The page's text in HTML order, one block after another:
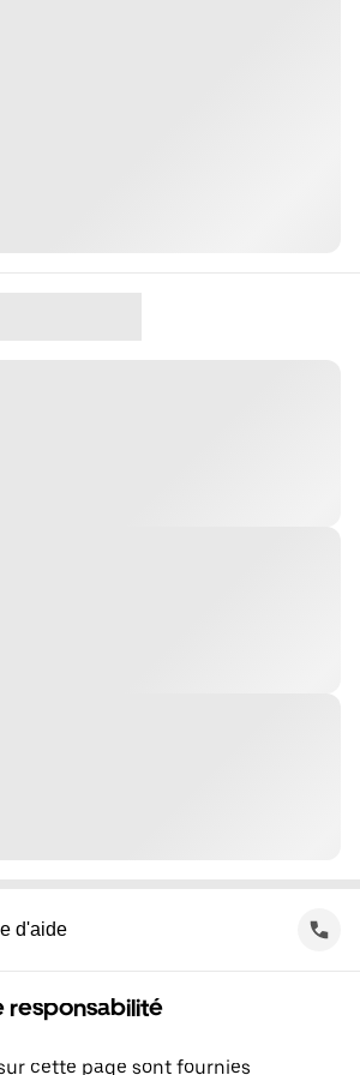
d'aide
responsabilité
cette page sont fournies